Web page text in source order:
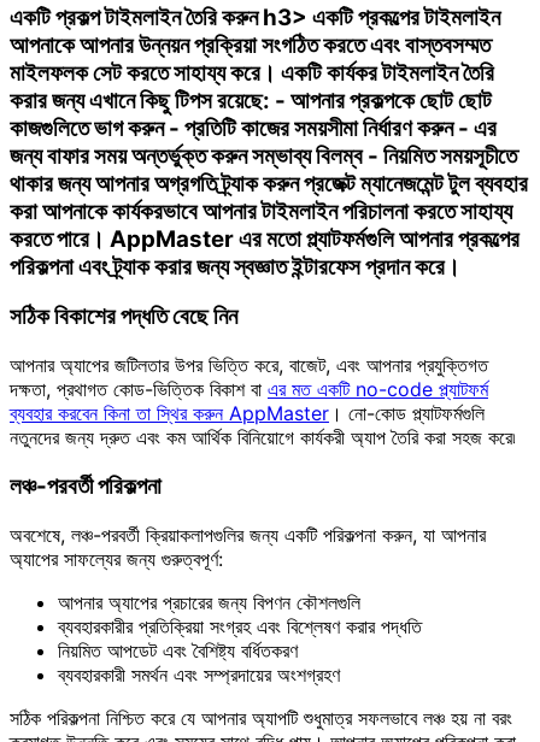
একটি প্রকল্প টাইমলাইন তৈরি করুন h3> একটি প্রকল্পের টাইমলাইন
আপনাকে আপনার উন্নয়ন প্রক্রিয়া সংগঠিত করতে এবং বাস্তবসম্মত
মাইলফলক সেট করতে সাহায্য করে। একটি কার্যকর টাইমলাইন তৈরি
করার জন্য এখানে কিছু টিপস রয়েছে: - আপনার প্রকল্পকে ছোট ছোট
কাজগুলিতে ভাগ করুন - প্রতিটি কাজের সময়সীমা নির্ধারণ করুন - এর
জন্য বাফার সময় অন্তর্ভুক্ত করুন সম্ভাব্য বিলম্ব - নিয়মিত সময়সূচীতে
থাকার জন্য আপনার অগ্রগতি ট্র্যাক করুন প্রজেক্ট ম্যানেজমেন্ট টুল ব্যবহার
করা আপনাকে কার্যকরভাবে আপনার টাইমলাইন পরিচালনা করতে সাহায্য
করতে পারে। AppMaster এর মতো প্ল্যাটফর্মগুলি আপনার প্রকল্পের
পরিকল্পনা এবং ট্র্যাক করার জন্য স্বজ্ঞাত ইন্টারফেস প্রদান করে।
সঠিক বিকাশের পদ্ধতি বেছে নিন
আপনার অ্যাপের জটিলতার উপর ভিত্তি করে, বাজেট, এবং আপনার প্রযুক্তিগত
দক্ষতা, প্রথাগত কোড-ভিত্তিক বিকাশ বা এর মত একটি no-code প্ল্যাটফর্ম
ব্যবহার করবেন কিনা তা স্থির করুন AppMaster । নো-কোড প্ল্যাটফর্মগুলি
নতুনদের জন্য দ্রুত এবং কম আর্থিক বিনিয়োগে কার্যকরী অ্যাপ তৈরি করা সহজ করে৷
লঞ্চ-পরবর্তী পরিকল্পনা
অবশেষে, লঞ্চ-পরবর্তী ক্রিয়াকলাপগুলির জন্য একটি পরিকল্পনা করুন, যা আপনার
অ্যাপের সাফল্যের জন্য গুরুত্বপূর্ণ:
আপনার অ্যাপের প্রচারের জন্য বিপণন কৌশলগুলি
ব্যবহারকারীর প্রতিক্রিয়া সংগ্রহ এবং বিশ্লেষণ করার পদ্ধতি
নিয়মিত আপডেট এবং বৈশিষ্ট্য বর্ধিতকরণ
ব্যবহারকারী সমর্থন এবং সম্প্রদায়ের অংশগ্রহণ
সঠিক পরিকল্পনা নিশ্চিত করে যে আপনার অ্যাপটি শুধুমাত্র সফলভাবে লঞ্চ হয় না বরং